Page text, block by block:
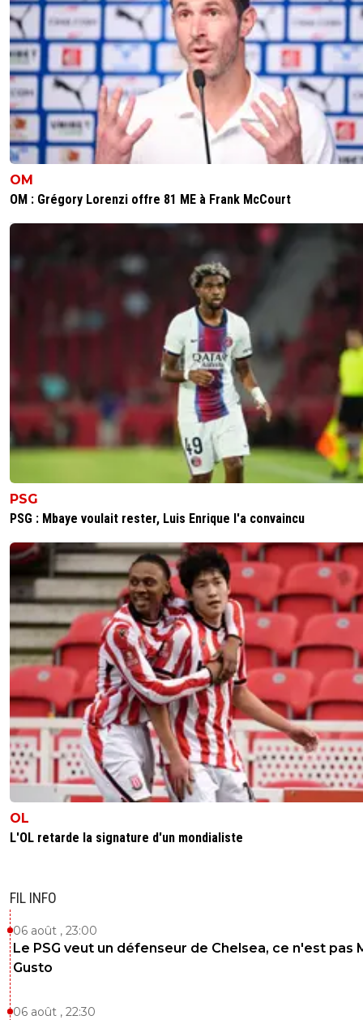
OM
OM : Grégory Lorenzi offre 81 ME à Frank McCourt
PSG
PSG : Mbaye voulait rester, Luis Enrique l'a convaincu
OL
L'OL retarde la signature d'un mondialiste
FIL INFO
06 août , 23:00
Le PSG veut un défenseur de Chelsea, ce n'est pas
Gusto
06 août , 22:30